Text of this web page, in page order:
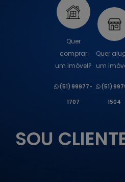
Quer
comprar
um Imóvel?
(51) 99977-
1707
Quer
um
(51)
1504
SOU